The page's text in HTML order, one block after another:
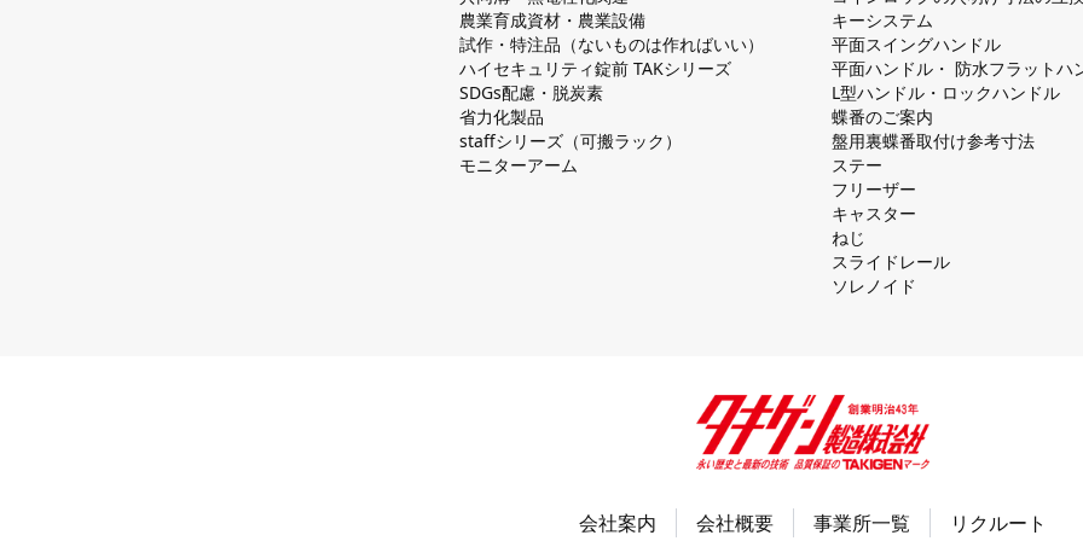
農業育成資材・農業設備
試作・特注品（ないものは作ればいい）
ハイセキュリティ錠前 TAKシリーズ
SDGs配慮・脱炭素
省力化製品
staffシリーズ（可搬ラック）
モニターアーム
キーシステム
平⾯スイングハンドル
平⾯ハンドル・ 防⽔フラットハ
L型ハンドル・ロックハンドル
蝶番のご案内
盤⽤裏蝶番取付け参考⼨法
ステー
フリーザー
キャスター
ねじ
スライドレール
ソレノイド
会社案内 会社概要 事業所一覧 リクルート